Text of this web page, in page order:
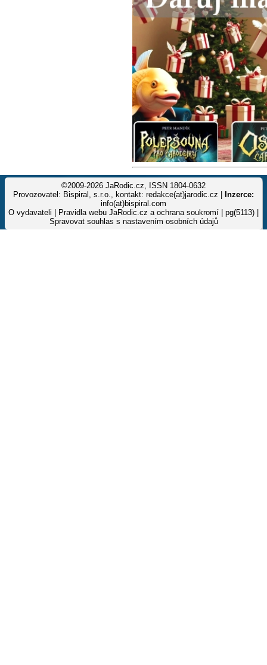
©2009-2026 JaRodic.cz, ISSN 1804-0632
Provozovatel: Bispiral, s.r.o., kontakt: redakce(at)jarodic.cz |
Inzerce:
info(at)bispiral.com
O vydavateli
Pravidla webu JaRodic.cz a ochrana soukromí | pg(5113) |
Spravovat souhlas s nastavením osobních údajů